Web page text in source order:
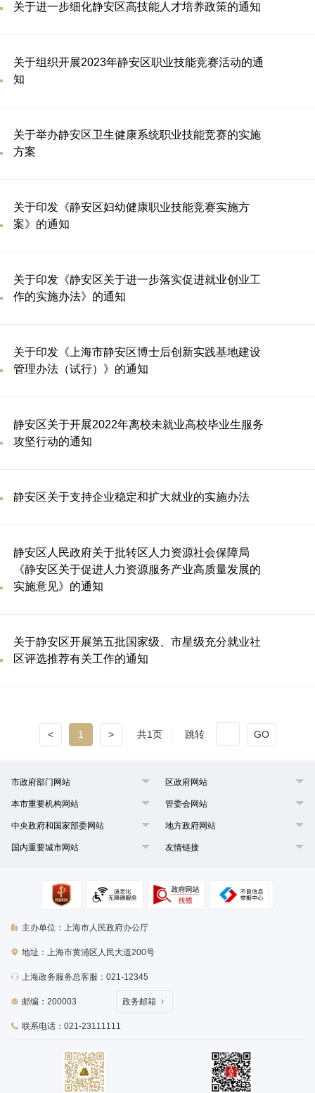
关于进一步细化静安区高技能人才培养政策的通知
关于组织开展2023年静安区职业技能竞赛活动的通
知
关于举办静安区卫生健康系统职业技能竞赛的实施
方案
关于印发《静安区妇幼健康职业技能竞赛实施方
案》的通知
关于印发《静安区关于进一步落实促进就业创业工
作的实施办法》的通知
关于印发《上海市静安区博士后创新实践基地建设
管理办法（试行）》的通知
静安区关于开展2022年离校未就业高校毕业生服务
攻坚行动的通知
静安区关于支持企业稳定和扩大就业的实施办法
静安区人民政府关于批转区人力资源社会保障局
《静安区关于促进人力资源服务产业高质量发展的
实施意见》的通知
关于静安区开展第五批国家级、市星级充分就业社
区评选推荐有关工作的通知
< 1 > 共1页 跳转 GO
市政府部门网站 区政府网站
本市重要机构网站 管委会网站
中央政府和国家部委网站 地方政府网站
国内重要城市网站 友情链接
主办单位：上海市人民政府办公厅
地址：上海市黄浦区人民大道200号
上海政务服务总客服：021-12345
邮编：200003
联系电话：021-23111111
政务邮箱